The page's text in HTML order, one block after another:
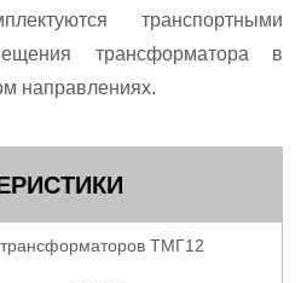
транспортными
трансформатора в
направлениях.
ТМГ12